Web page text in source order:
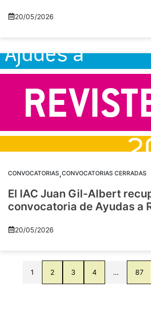
20/05/2026
CONVOCATORIAS,CONVOCATORIAS CERRADAS
El IAC Juan Gil-Albert
convocatoria de Ayudas a
20/05/2026
1 2 3 4 … 87